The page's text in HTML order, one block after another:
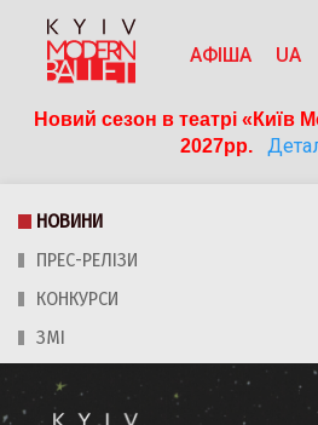
АФІША UA
Новий сезон в театрі «Київ
2027рр.
НОВИНИ
ПРЕС-РЕЛІЗИ
КОНКУРСИ
ЗМІ